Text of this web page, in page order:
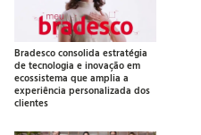
Bradesco consolida estratégia
de tecnologia e inovação em
ecossistema que amplia a
experiência personalizada dos
clientes